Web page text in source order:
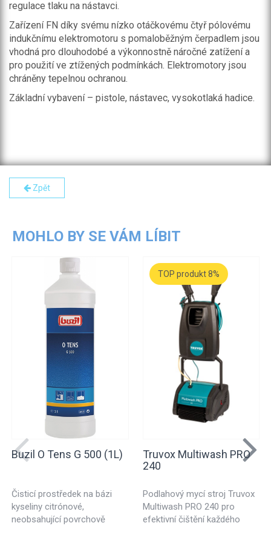
regulace tlaku na nástavci.
Zařízení FN díky svému nízko otáčkovému čtyř pólovému
indukčnímu elektromotoru s pomaloběžným čerpadlem jsou
vhodná pro dlouhodobé a výkonnostně náročné zatížení a
pro použití ve ztížených podmínkách. Elektromotory jsou
chráněny tepelnou ochranou.
Základní vybavení – pistole, nástavec, vysokotlaká hadice.
Zpět
MOHLO BY SE VÁM LÍBIT
Buzil O Tens G 500 (1L)
Čisticí prostředek na bázi
kyseliny citrónové,
neobsahující povrchově
TOP produkt 8%
Truvox Multiwash PRO
240
Podlahový mycí stroj Truvox
Multiwash PRO 240 pro
efektivní čištění každého